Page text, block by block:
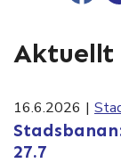
Aktuellt
16.6.2026 |
27.7